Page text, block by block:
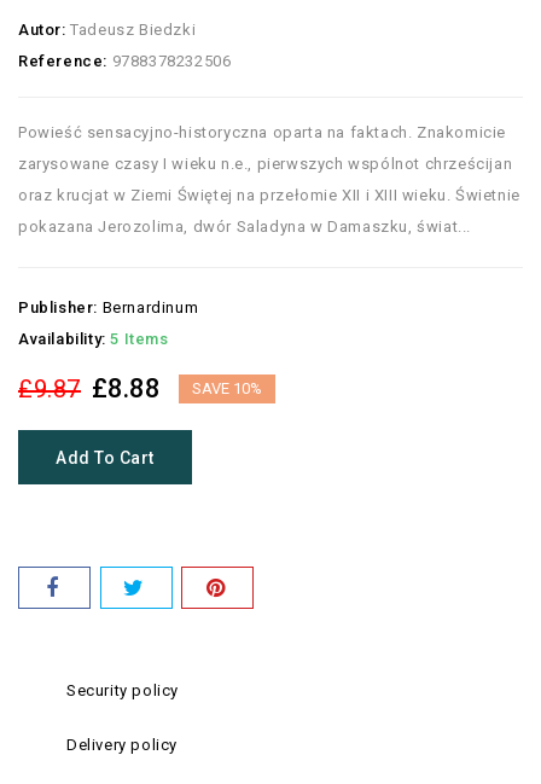
Autor: Tadeusz Biedzki
Reference: 9788378232506
Powieść sensacyjno-historyczna oparta na faktach. Znakomicie
zarysowane czasy I wieku n.e., pierwszych wspólnot chrześcijan
oraz krucjat w Ziemi Świętej na przełomie XII i XIII wieku. Świetnie
pokazana Jerozolima, dwór Saladyna w Damaszku, świat...
Publisher: Bernardinum
Availability: 5 Items
£9.87 £8.88 SAVE 10%
Add To Cart
Security policy
Delivery policy